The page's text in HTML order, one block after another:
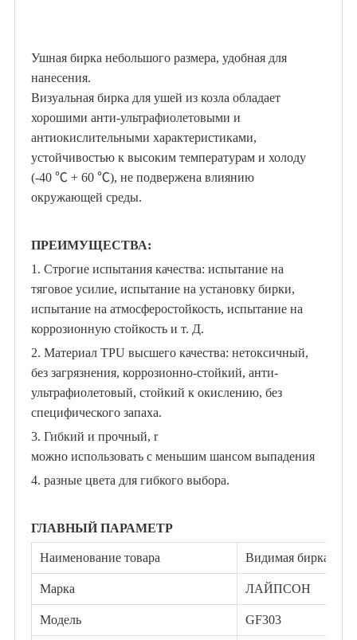
Ушная бирка небольшого размера, удобная для
нанесения.
Визуальная бирка для ушей из козла обладает
хорошими анти-ультрафиолетовыми и
антиокислительными характеристиками,
устойчивостью к высоким температурам и холоду
(-40 ℃ + 60 ℃), не подвержена влиянию
окружающей среды.
ПРЕИМУЩЕСТВА:
1. Строгие испытания качества: испытание на
тяговое усилие, испытание на установку бирки,
испытание на атмосферостойкость, испытание на
коррозионную стойкость и т. Д.
2. Материал TPU высшего качества: нетоксичный,
без загрязнения, коррозионно-стойкий, анти-
ультрафиолетовый, стойкий к окислению, без
специфического запаха.
3. Гибкий и прочный, r
можно использовать с меньшим шансом выпадения
4. разные цвета для гибкого выбора.
ГЛАВНЫЙ ПАРАМЕТР
Наименование товара Видимая бирка из
Марка ЛАЙПСОН
Модель GF303